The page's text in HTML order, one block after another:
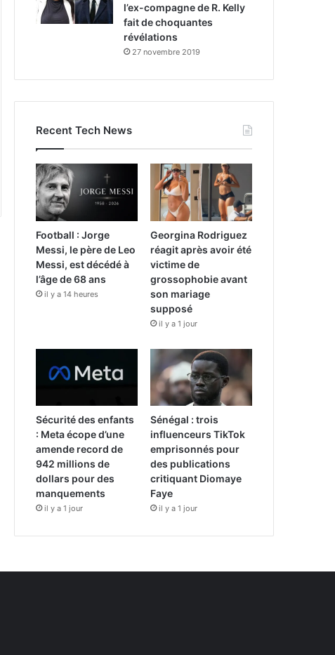
l’ex-compagne de R. Kelly
fait de choquantes
révélations
27 novembre 2019
Recent Tech News
Football : Jorge
Messi, le père de Leo
Messi, est décédé à
l’âge de 68 ans
il y a 14 heures
Georgina Rodriguez
réagit après avoir été
victime de
grossophobie avant
son mariage
supposé
il y a 1 jour
Sécurité des enfants
: Meta écope d’une
amende record de
942 millions de
dollars pour des
manquements
il y a 1 jour
Sénégal : trois
influenceurs TikTok
emprisonnés pour
des publications
critiquant Diomaye
Faye
il y a 1 jour